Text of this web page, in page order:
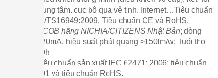
điều khiển trung tâm, cục bộ qua vệ tinh, Internet…Tiêu chuẩn
sản xuất ISO/TS16949:2009, Tiêu chuẩn CE và RoHS.
Bóng LED COB hãng NICHIA/CITIZENS Nhật Bản; dòng
điện 860-1620mA, hiệu suất phát quang >150lm/w; Tuổi thọ
L70 ≥ 60.000h
Tj=136⁰C. Tiêu chuẩn sản xuất IEC 62471: 2006; tiêu chuẩn
Jeita ED-4701 và tiêu chuẩn RoHS.